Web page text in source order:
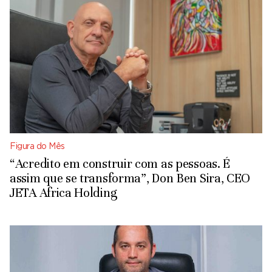
Figura do Mês
“Acredito em construir com as pessoas. É
assim que se transforma”, Don Ben Sira, CEO
JETA Africa Holding